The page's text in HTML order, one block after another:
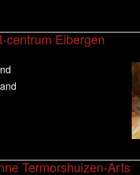
centrum Eibergen
Termorshuizen-Arts